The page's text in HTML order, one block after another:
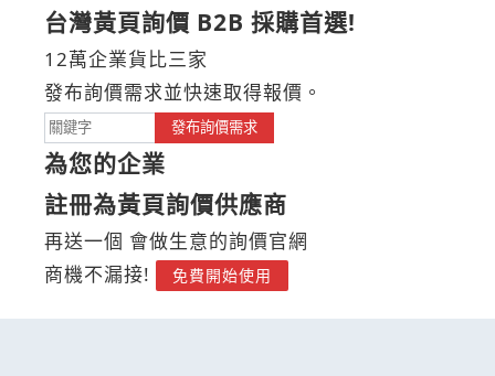
台灣黃頁詢價 B2B 採購首選!
12萬企業貨比三家
發布詢價需求並快速取得報價。
發布詢價需求
為您的企業
註冊為黃頁詢價供應商
再送一個 會做生意的詢價官網
商機不漏接!
免費開始使用